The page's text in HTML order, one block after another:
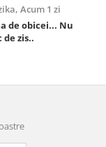
Acum 1 zi
de obicei... Nu
zis..